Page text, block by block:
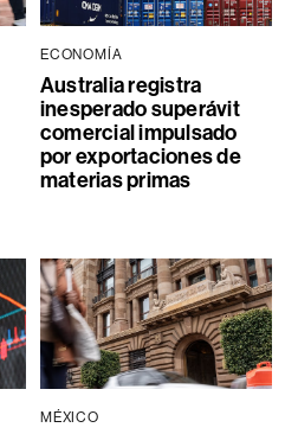
ECONOMÍA
Australia registra
inesperado superávit
comercial impulsado
por exportaciones de
materias primas
MÉXICO